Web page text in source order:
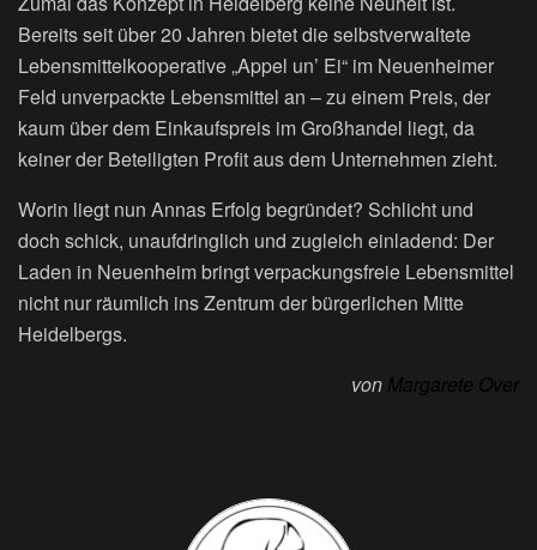
Bereits seit über 20 Jahren bietet die selbstverwaltete
Lebensmittelkooperative „Appel un’ Ei“ im Neuenheimer
Feld unverpackte Lebensmittel an – zu einem Preis, der
kaum über dem Einkaufspreis im Großhandel liegt, da
keiner der Beteiligten Profit aus dem Unternehmen zieht.
Worin liegt nun Annas Erfolg begründet? Schlicht und
doch schick, unaufdringlich und zugleich einladend: Der
Laden in Neuenheim bringt verpackungsfreie Lebensmittel
nicht nur räumlich ins Zentrum der bürgerlichen Mitte
Heidelbergs.
von Margarete Over